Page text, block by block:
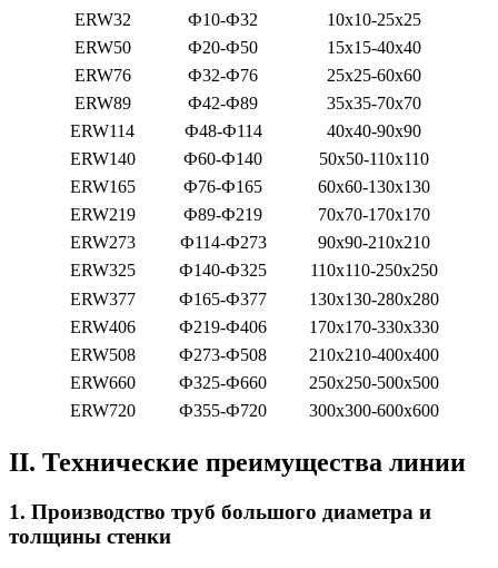
ERW32
Ф10-Ф32
10x10-25x25
ERW50
Ф20-Ф50
15x15-40x40
ERW76
Ф32-Ф76
25x25-60x60
ERW89
Ф42-Ф89
35x35-70x70
ERW114
Ф48-Ф114
40x40-90x90
ERW140
Ф60-Ф140
50x50-110x110
ERW165
Ф76-Ф165
60x60-130x130
ERW219
Ф89-Ф219
70x70-170x170
ERW273
Ф114-Ф273
90x90-210x210
ERW325
Ф140-Ф325
110x110-250x250
ERW377
Ф165-Ф377
130x130-280x280
ERW406
Ф219-Ф406
170x170-330x330
ERW508
Ф273-Ф508
210x210-400x400
ERW660
Ф325-Ф660
250x250-500x500
ERW720
Ф355-Ф720 300x300-600x600
II. Технические преимущества линии
1. Производство труб большого диаметра и
толщины стенки